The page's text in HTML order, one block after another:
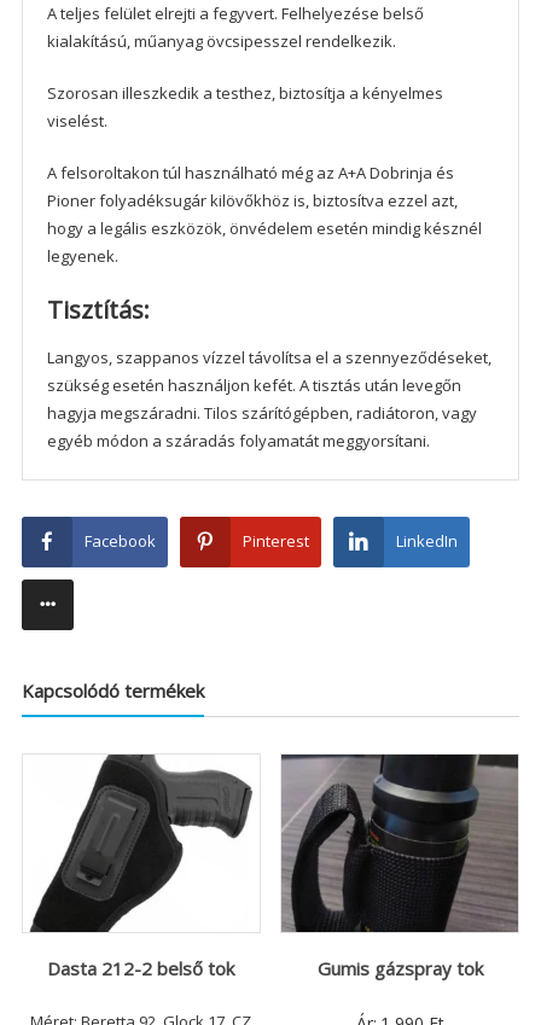
A teljes felület elrejti a fegyvert. Felhelyezése belső
kialakítású, műanyag övcsipesszel rendelkezik.
Szorosan illeszkedik a testhez, biztosítja a kényelmes
viselést.
A felsoroltakon túl használható még az A+A Dobrinja és
Pioner folyadéksugár kilövőkhöz is, biztosítva ezzel azt,
hogy a legális eszközök, önvédelem esetén mindig késznél
legyenek.
Tisztítás:
Langyos, szappanos vízzel távolítsa el a szennyeződéseket,
szükség esetén használjon kefét. A tisztás után levegőn
hagyja megszáradni. Tilos szárítógépben, radiátoron, vagy
egyéb módon a száradás folyamatát meggyorsítani.
Facebook Pinterest LinkedIn
Kapcsolódó termékek
Dasta 212-2 belső tok Gumis gázspray tok